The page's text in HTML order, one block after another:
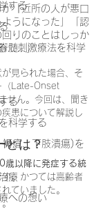
する
髄刺激療法を科学
る
科学する
瘡、下肢潰瘍)を
療
への想い
『近所の人が悪口
うになった」「認
りのことはしっか
る……」
見られた場合、そ
（Late-Onset
せん。今回は、聞き
患について解説し
とは？
歳以降に発症する統
す。かつては高齢者
ていました。